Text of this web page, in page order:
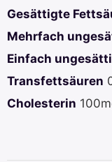
Gesättigte
Mehrfach
Einfach
Transfettsäuren
Cholesterin 100